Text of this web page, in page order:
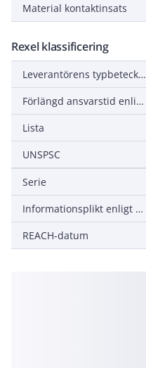
Material kontaktinsats
Rexel klassificering
Leverantörens typbeteckning
Förlängd ansvarstid enligt ALEM-09
Lista
UNSPSC
Serie
Informationsplikt enligt REACH
REACH-datum